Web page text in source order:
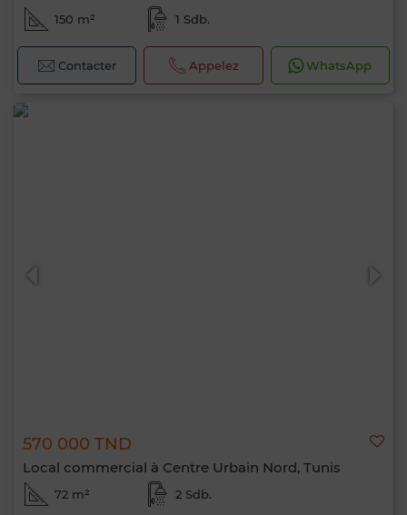
150 m² 1 Sdb.
Contacter Appelez WhatsApp
570 000 TND
Local commercial à Centre Urbain Nord, Tunis
72 m² 2 Sdb.